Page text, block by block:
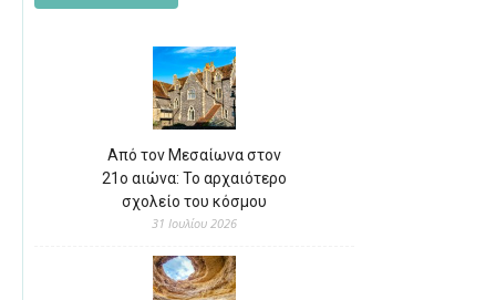
Από τον Μεσαίωνα στον
21ο αιώνα: Το αρχαιότερο
σχολείο του κόσμου
31 Ιουλίου 2026